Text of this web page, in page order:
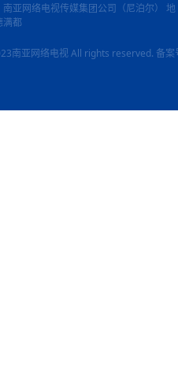
南亚网络电视传媒集团公司（尼泊尔） 地
满都
南亚网络电视 All rights reserved. 备